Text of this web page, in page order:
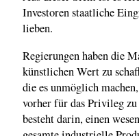
Investoren staatliche
lieben.
Regierungen haben die
künstlichen Wert zu
die es unmöglich
vorher für das Privileg zu
besteht darin, einen